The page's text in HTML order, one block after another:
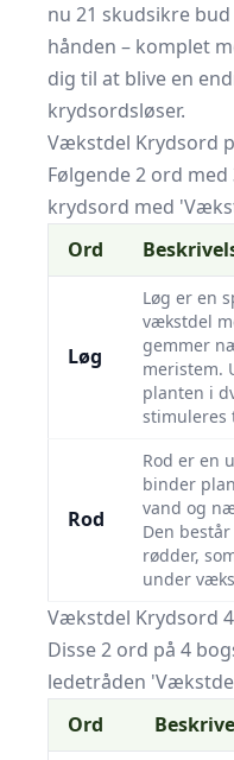
nu 21 skudsikre
hånden – komplet
dig til at blive en
krydsordsløser.
Vækstdel Krydsord
Følgende 2 ord
krydsord med
Ord
Løg
Løg er en
vækstdel
gemmer
meristem.
planten i
stimuleres
Rod
Rod er en
binder
vand og
Den
rødder,
under
Vækstdel Krydsord
Disse 2 ord på 4
ledetråden
Ord